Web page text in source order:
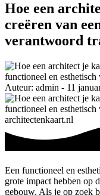
Hoe een
creëren van
verantwoord
Auteur: admin - 11
Een functioneel en
grote impact hebben op
gebouw. Als je op zoek